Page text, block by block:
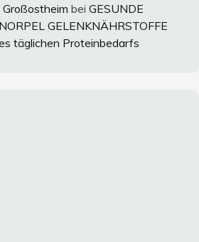
bei GESUNDE
GELENKNÄHRSTOFFE
täglichen Proteinbedarfs